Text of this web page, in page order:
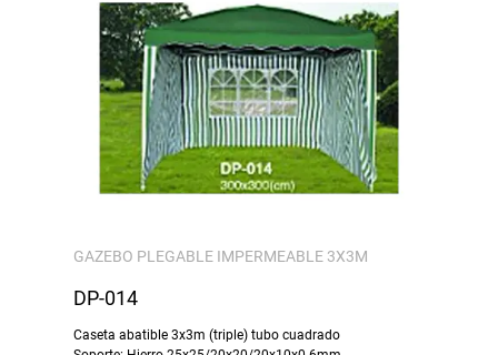
GAZEBO PLEGABLE IMPERMEABLE 3X3M
DP-014
Caseta abatible 3x3m (triple) tubo cuadrado